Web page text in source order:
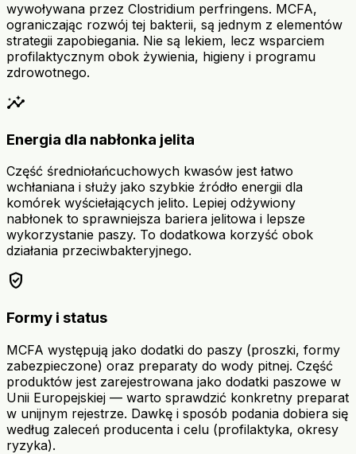
wywoływana przez Clostridium perfringens. MCFA,
ograniczając rozwój tej bakterii, są jednym z elementów
strategii zapobiegania. Nie są lekiem, lecz wsparciem
profilaktycznym obok żywienia, higieny i programu
zdrowotnego.
insights
Energia dla nabłonka jelita
Część średniołańcuchowych kwasów jest łatwo
wchłaniana i służy jako szybkie źródło energii dla
komórek wyściełających jelito. Lepiej odżywiony
nabłonek to sprawniejsza bariera jelitowa i lepsze
wykorzystanie paszy. To dodatkowa korzyść obok
działania przeciwbakteryjnego.
verified_user
Formy i status
MCFA występują jako dodatki do paszy (proszki, formy
zabezpieczone) oraz preparaty do wody pitnej. Część
produktów jest zarejestrowana jako dodatki paszowe w
Unii Europejskiej — warto sprawdzić konkretny preparat
w unijnym rejestrze. Dawkę i sposób podania dobiera się
według zaleceń producenta i celu (profilaktyka, okresy
ryzyka).